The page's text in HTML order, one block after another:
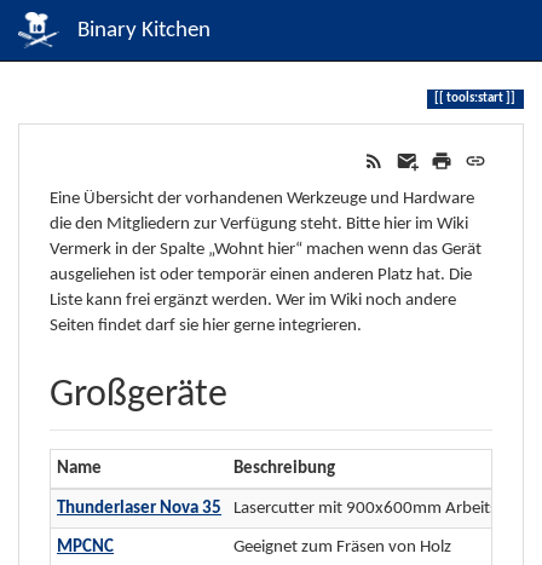
Binary Kitchen
tools:start
Eine Übersicht der vorhandenen Werkzeuge und Hardware
die den Mitgliedern zur Verfügung steht. Bitte hier im Wiki
Vermerk in der Spalte „Wohnt hier“ machen wenn das Gerät
ausgeliehen ist oder temporär einen anderen Platz hat. Die
Liste kann frei ergänzt werden. Wer im Wiki noch andere
Seiten findet darf sie hier gerne integrieren.
Großgeräte
Name Beschreibung
Thunderlaser Nova 35 Lasercutter mit 900x600mm Arbeitsfläche
MPCNC Geeignet zum Fräsen von Holz